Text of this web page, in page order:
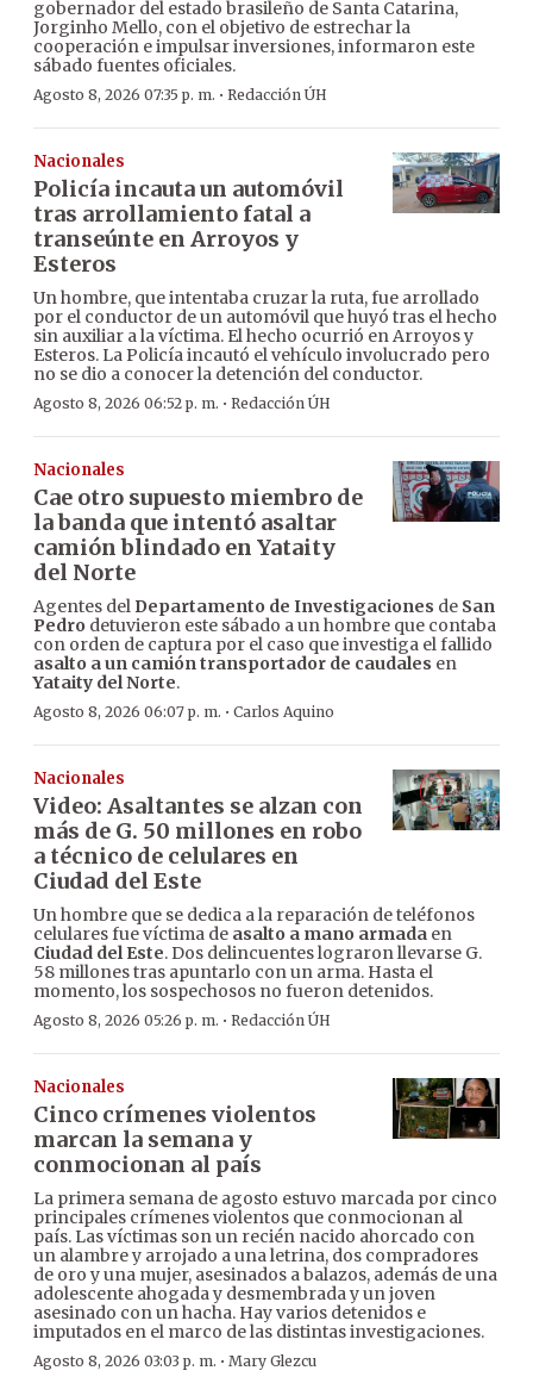
gobernador del estado brasileño de Santa Catarina,
Jorginho Mello, con el objetivo de estrechar la
cooperación e impulsar inversiones, informaron este
sábado fuentes oficiales.
Agosto 8, 2026 07:35 p. m. · Redacción ÚH
Nacionales
Policía incauta un automóvil
tras arrollamiento fatal a
transeúnte en Arroyos y
Esteros
Un hombre, que intentaba cruzar la ruta, fue arrollado
por el conductor de un automóvil que huyó tras el hecho
sin auxiliar a la víctima. El hecho ocurrió en Arroyos y
Esteros. La Policía incautó el vehículo involucrado pero
no se dio a conocer la detención del conductor.
Agosto 8, 2026 06:52 p. m. · Redacción ÚH
Nacionales
Cae otro supuesto miembro de
la banda que intentó asaltar
camión blindado en Yataity
del Norte
Agentes del Departamento de Investigaciones de San
Pedro detuvieron este sábado a un hombre que contaba
con orden de captura por el caso que investiga el fallido
asalto a un camión transportador de caudales en
Yataity del Norte.
Agosto 8, 2026 06:07 p. m. · Carlos Aquino
Nacionales
Video: Asaltantes se alzan con
más de G. 50 millones en robo
a técnico de celulares en
Ciudad del Este
Un hombre que se dedica a la reparación de teléfonos
celulares fue víctima de asalto a mano armada en
Ciudad del Este. Dos delincuentes lograron llevarse G.
58 millones tras apuntarlo con un arma. Hasta el
momento, los sospechosos no fueron detenidos.
Agosto 8, 2026 05:26 p. m. · Redacción ÚH
Nacionales
Cinco crímenes violentos
marcan la semana y
conmocionan al país
La primera semana de agosto estuvo marcada por cinco
principales crímenes violentos que conmocionan al
país. Las víctimas son un recién nacido ahorcado con
un alambre y arrojado a una letrina, dos compradores
de oro y una mujer, asesinados a balazos, además de una
adolescente ahogada y desmembrada y un joven
asesinado con un hacha. Hay varios detenidos e
imputados en el marco de las distintas investigaciones.
Agosto 8, 2026 03:03 p. m. · Mary Glezcu